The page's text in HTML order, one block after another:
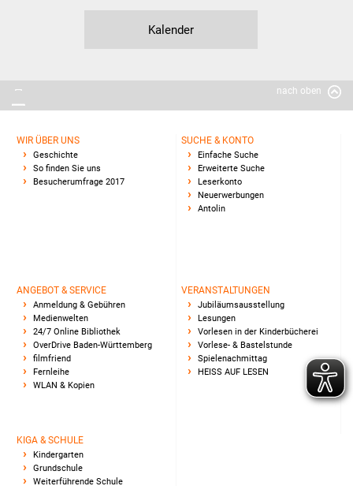
Kalender
nach oben
WIR ÜBER UNS
Geschichte
So finden Sie uns
Besucherumfrage 2017
SUCHE & KONTO
Einfache Suche
Erweiterte Suche
Leserkonto
Neuerwerbungen
Antolin
ANGEBOT & SERVICE
Anmeldung & Gebühren
Medienwelten
24/7 Online Bibliothek
OverDrive Baden-Württemberg
filmfriend
Fernleihe
WLAN & Kopien
VERANSTALTUNGEN
Jubiläumsausstellung
Lesungen
Vorlesen in der Kinderbücherei
Vorlese- & Bastelstunde
Spielenachmittag
HEISS AUF LESEN
KIGA & SCHULE
Kindergarten
Grundschule
Weiterführende Schule